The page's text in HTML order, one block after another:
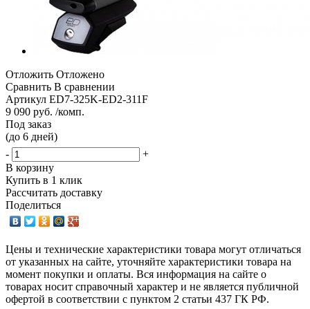
Отложить Отложено
Сравнить В сравнении
Артикул ED7-325K-ED2-311F
9 090 руб. /комп.
Под заказ
(до 6 дней)
-
+
В корзину
Купить в 1 клик
Рассчитать доставку
Поделиться
Цены и технические характеристики товара могут отличаться
от указанных на сайте, уточняйте характеристики товара на
момент покупки и оплаты. Вся информация на сайте о
товарах носит справочный характер и не является публичной
офертой в соответствии с пунктом 2 статьи 437 ГК РФ.